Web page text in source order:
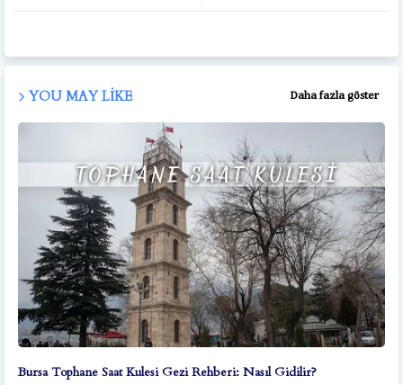
YOU MAY LIKE Daha fazla göster
Bursa Tophane Saat Kulesi Gezi Rehberi: Nasıl Gidilir?